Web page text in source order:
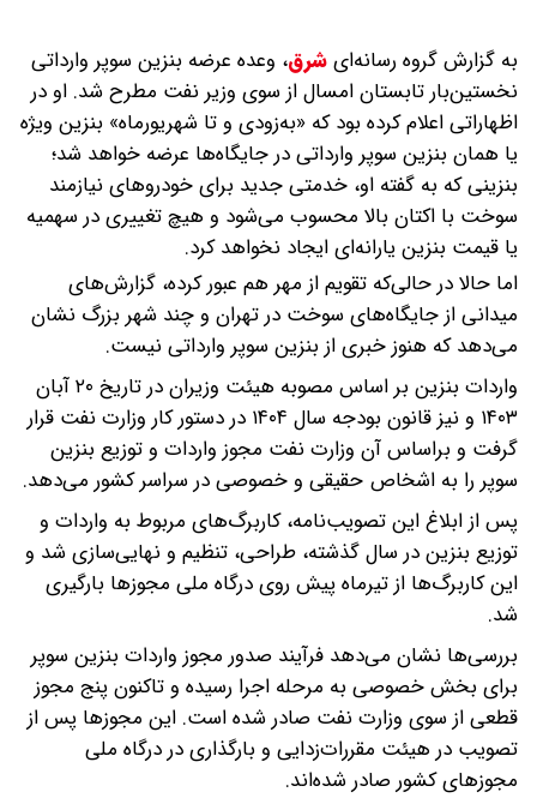
به گزارش گروه رسانه‌ایشرق، وعده عرضه بنزین سوپر وارداتی
نخستین‌بار تابستان امسال از سوی وزیر نفت مطرح شد. او در
اظهاراتی اعلام کرده بود که «به‌زودی و تا شهریورماه» بنزین ویژه
یا همان بنزین سوپر وارداتی در جایگاه‌ها عرضه خواهد شد؛
بنزینی که به گفته او، خدمتی جدید برای خودروهای نیازمند
سوخت با اکتان بالا محسوب می‌شود و هیچ تغییری در سهمیه
یا قیمت بنزین یارانه‌ای ایجاد نخواهد کرد.
اما حالا در حالی‌که تقویم از مهر هم عبور کرده، گزارش‌های
میدانی از جایگاه‌های سوخت در تهران و چند شهر بزرگ نشان
می‌دهد که هنوز خبری از بنزین سوپر وارداتی نیست.
واردات بنزین بر اساس مصوبه هیئت وزیران در تاریخ ۲۰ آبان
۱۴۰۳ و نیز قانون بودجه سال ۱۴۰۴ در دستور کار وزارت نفت قرار
گرفت و براساس آن وزارت نفت مجوز واردات و توزیع بنزین
سوپر را به اشخاص حقیقی و خصوصی در سراسر کشور می‌دهد.
پس از ابلاغ این تصویب‌نامه، کاربرگ‌های مربوط به واردات و
توزیع بنزین در سال گذشته، طراحی، تنظیم و نهایی‌سازی شد و
این کاربرگ‌ها از تیرماه پیش روی درگاه ملی مجوزها بارگیری
شد.
بررسی‌ها نشان می‌دهد فرآیند صدور مجوز واردات بنزین سوپر
برای بخش خصوصی به مرحله اجرا رسیده و تاکنون پنج مجوز
قطعی از سوی وزارت نفت صادر شده است. این مجوزها پس از
تصویب در هیئت مقررات‌زدایی و بارگذاری در درگاه ملی
مجوزهای کشور صادر شده‌اند.